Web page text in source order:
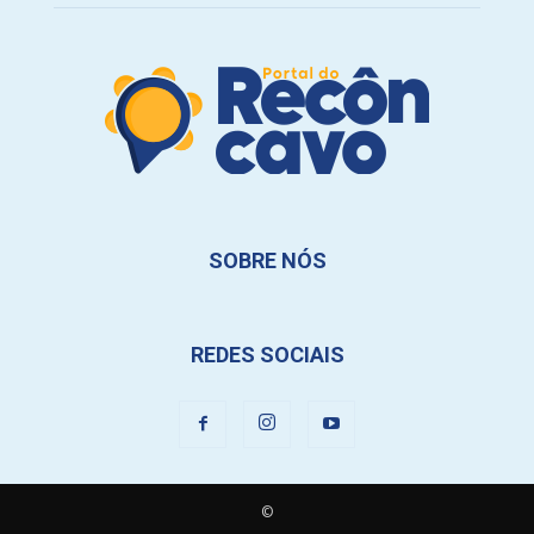
SOBRE NÓS
REDES SOCIAIS
©